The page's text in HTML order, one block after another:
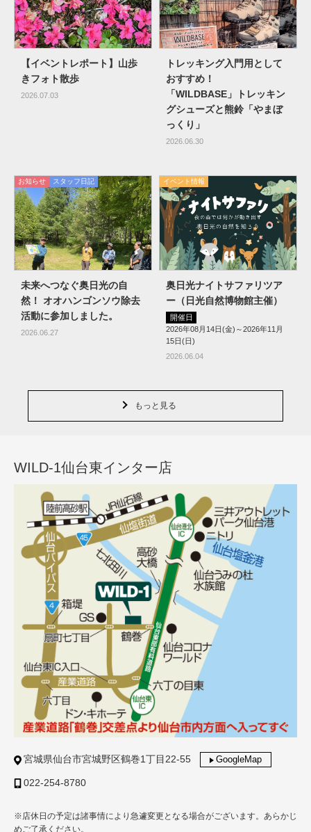
【イベントレポート】山歩
きフォト散歩
2026.07.03
トレッキング入門用として
おすすめ！
「WILDBASE」トレッキン
グシューズと熊鈴「やまぼ
っくり」
2026.06.30
お知らせ スタッフ日記
未来へつなぐ奥日光の自
然！ オオハンゴンソウ除去
活動に参加しました。
2026.06.27
イベント情報
奥日光ナイトサファリツア
ー（日光自然博物館主催）
開催日
2026年08月14日(金)～2026年11月
15日(日)
2026.06.04
もっと見る
WILD-1仙台東インター店
宮城県仙台市宮城野区鶴巻1丁目22-55 GoogleMap
022-254-8780
※店休日の予定は諸事情により急遽変更となる場合がございます。あらかじ
めご了承ください。